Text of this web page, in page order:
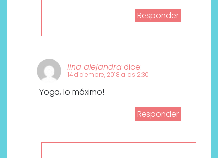
Responder
lina alejandra dice:
14 diciembre, 2018 a las 2:30
Yoga, lo máximo!
Responder